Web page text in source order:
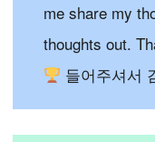
me share my
thoughts out.
들어주셔서